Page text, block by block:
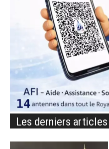
Les derniers articles